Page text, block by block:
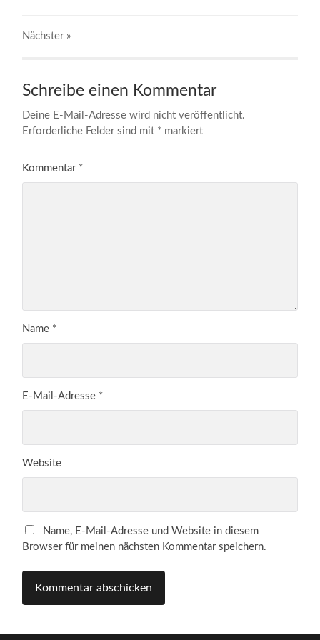
Nächster »
Schreibe einen Kommentar
Deine E-Mail-Adresse wird nicht veröffentlicht.
Erforderliche Felder sind mit * markiert
Kommentar *
Name *
E-Mail-Adresse *
Website
Name, E-Mail-Adresse und Website in diesem
Browser für meinen nächsten Kommentar speichern.